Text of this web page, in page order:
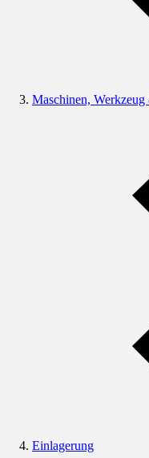
Maschinen,
Einlagerung